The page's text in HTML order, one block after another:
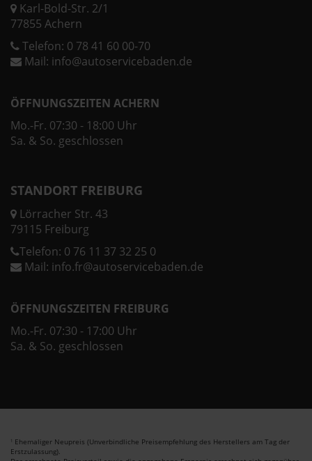
Karl-Bold-Str. 2/1
77855 Achern
Telefon: 0 78 41 60 00-70
Mail: info@autoservicebaden.de
ÖFFNUNGSZEITEN ACHERN
Mo.-Fr. 07:30 - 18:00 Uhr
Sa. & So. geschlossen
STANDORT FREIBURG
Lörracher Str. 43
79115 Freiburg
Telefon: 0 76 11 37 32 25 0
Mail: info.fr@autoservicebaden.de
ÖFFNUNGSZEITEN FREIBURG
Mo.-Fr. 07:30 - 17:00 Uhr
Sa. & So. geschlossen
1 Ehemaliger Neupreis (Unverbindliche Preisempfehlung des Herstellers am Tag der
Erstzulassung).